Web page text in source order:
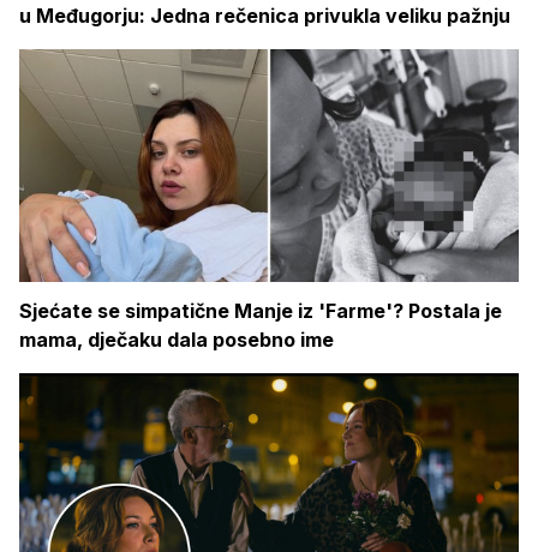
u Međugorju: Jedna rečenica privukla veliku pažnju
Sjećate se simpatične Manje iz 'Farme'? Postala je
mama, dječaku dala posebno ime